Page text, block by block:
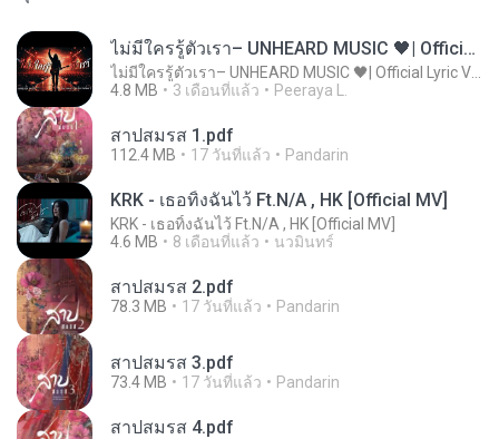
ไม่มีใครรู้ตัวเรา– UNHEARD MUSIC 🖤| Official Lyric Video | เพลงสู้ชีวิต
4.8 MB
3 เดือนที่แล้ว Peeraya L.
สาปสมรส 1.pdf
112.4 MB 17 วันที่แล้ว Pandarin
KRK - เธอทิ้งฉันไว้ Ft.N/A , HK [Official MV]
KRK - เธอทิ้งฉันไว้ Ft.N/A , HK [Official MV]
4.6 MB
8 เดือนที่แล้ว นวมินทร์
สาปสมรส 2.pdf
78.3 MB 17 วันที่แล้ว Pandarin
สาปสมรส 3.pdf
73.4 MB 17 วันที่แล้ว Pandarin
สาปสมรส 4.pdf